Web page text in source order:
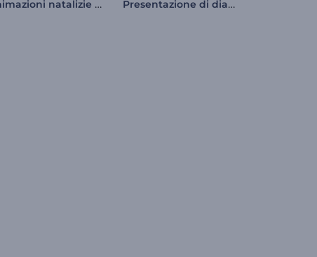
Animazioni natalizie allegre Presentazione di diapositive natalizie